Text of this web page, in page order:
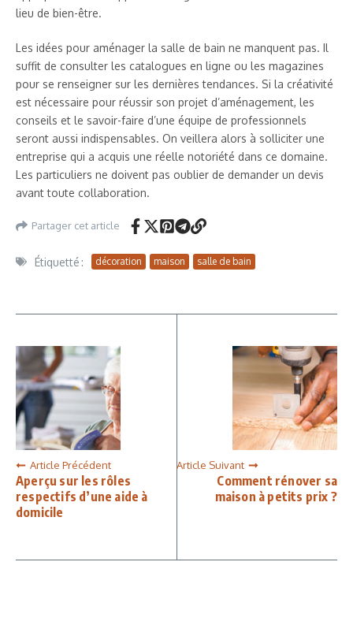
lieu de bien-être.
Les idées pour aménager la salle de bain ne manquent pas. Il
suffit de consulter les catalogues en ligne ou les magazines
pour se renseigner sur les dernières tendances. Si la créativité
est nécessaire pour réussir son projet d’aménagement, les
conseils et le savoir-faire d’une équipe de professionnels
seront aussi indispensables. On veillera alors à solliciter une
entreprise qui a acquis une réelle notoriété dans ce domaine.
Les particuliers ne doivent pas oublier de demander un devis
avant toute collaboration.
Partager cet article
Étiquetté : décoration maison salle de bain
Article Précédent
Aperçu sur les rôles
respectifs d’une aide à
domicile
Article Suivant
Comment rénover sa
maison à petits prix ?